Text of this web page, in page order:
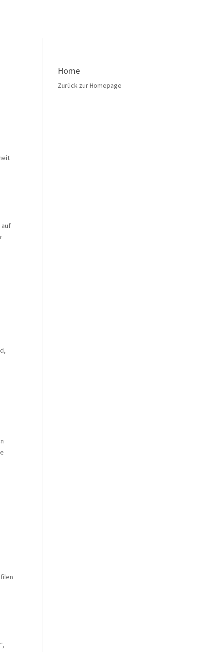
auf
Home
Zurück zur Homepage